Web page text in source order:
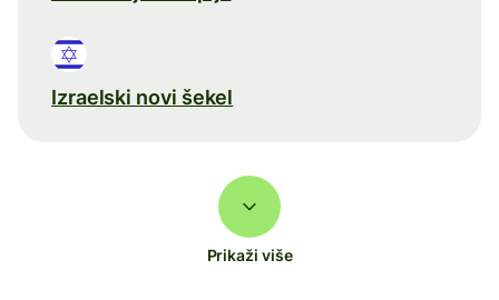
Izraelski novi šekel
Prikaži više